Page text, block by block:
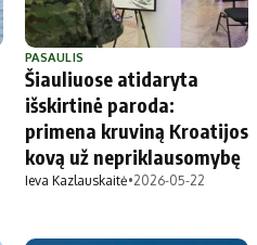
PASAULIS
Šiauliuose atidaryta
išskirtinė paroda:
primena kruviną Kroatijos
kovą už nepriklausomybę
Ieva Kazlauskaitė•2026-05-22